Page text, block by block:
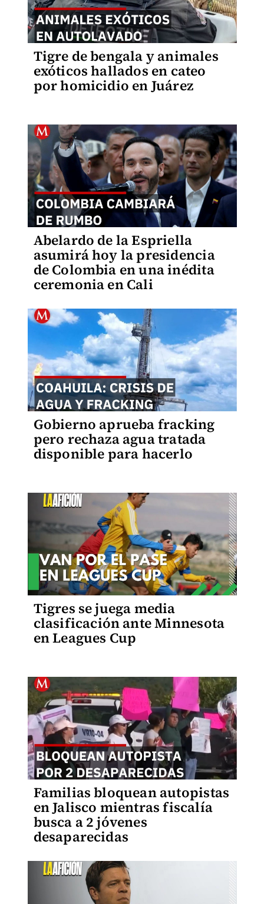
Tigre de bengala y animales
exóticos hallados en cateo
por homicidio en Juárez
Abelardo de la Espriella
asumirá hoy la presidencia
de Colombia en una inédita
ceremonia en Cali
Gobierno aprueba fracking
pero rechaza agua tratada
disponible para hacerlo
Tigres se juega media
clasificación ante Minnesota
en Leagues Cup
Familias bloquean autopistas
en Jalisco mientras fiscalía
busca a 2 jóvenes
desaparecidas